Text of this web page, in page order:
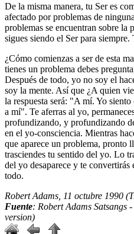
De la misma manera, tu Ser es
afectado por problemas de
problemas se encuentran sobre la
sigues siendo el Ser para siempre.
¿Cómo comienzas a ser de esta
tienes un problema debes
Después de todo, yo no soy el
soy la mente. Así que ¿A quien
la respuesta será: "A mí. Yo
a mí". Te aferras al yo,
profundizando, y profundizando
en el yo-consciencia. Mientras
que aparece un problema, pronto
trasciendes tu sentido del yo. Lo
del yo desaparece y te convertirás
todo.
Robert Adams, 11 octubre 1990
Fuente: Robert Adams Satsangs
version)